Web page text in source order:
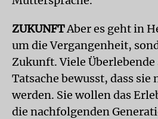
ZUKUNFTAber es geht in
um die Vergangenheit,
Zukunft. Viele
Tatsache bewusst, dass
werden. Sie wollen das
die nachfolgenden